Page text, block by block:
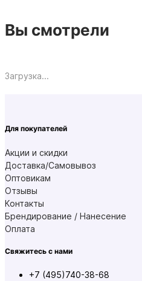
Вы смотрели
Загрузка...
Для покупателей
Акции и скидки
Доставка/Самовывоз
Оптовикам
Отзывы
Контакты
Брендирование / Нанесение
Оплата
Свяжитесь с нами
+7 (495)740-38-68